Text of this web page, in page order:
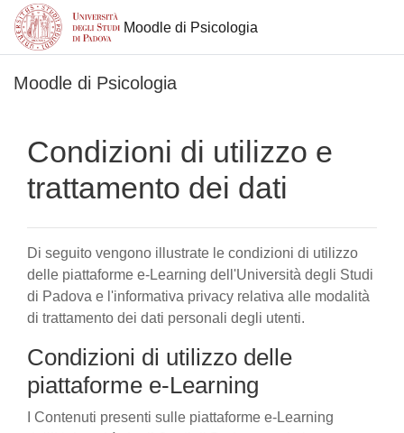
Moodle di Psicologia
Moodle di Psicologia
Condizioni di utilizzo e
trattamento dei dati
Di seguito vengono illustrate le condizioni di utilizzo
delle piattaforme e-Learning dell'Università degli Studi
di Padova e l'informativa privacy relativa alle modalità
di trattamento dei dati personali degli utenti.
Condizioni di utilizzo delle
piattaforme e-Learning
I Contenuti presenti sulle piattaforme e-Learning